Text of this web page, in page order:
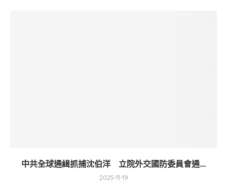
中共全球通緝抓捕沈伯洋 立院外交國防委員會通...
2025-11-19